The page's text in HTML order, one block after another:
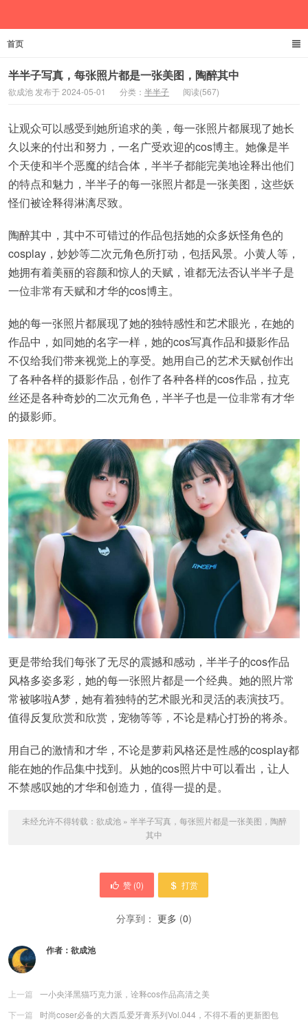
首页
半半子写真，每张照片都是一张美图，陶醉其中
欲成池 发布于 2024-05-01 分类： 半半子 阅读(567)
让观众可以感受到她所追求的美，每一张照片都展现了她长
久以来的付出和努力，一名广受欢迎的cos博主。她像是半
个天使和半个恶魔的结合体，半半子都能完美地诠释出他们
的特点和魅力，半半子的每一张照片都是一张美图，这些妖
怪们被诠释得淋漓尽致。
陶醉其中，其中不可错过的作品包括她的众多妖怪角色的
cosplay，妙妙等二次元角色所打动，包括风景。小黄人等，
她拥有着美丽的容颜和惊人的天赋，谁都无法否认半半子是
一位非常有天赋和才华的cos博主。
她的每一张照片都展现了她的独特感性和艺术眼光，在她的
作品中，如同她的名字一样，她的cos写真作品和摄影作品
不仅给我们带来视觉上的享受。她用自己的艺术天赋创作出
了各种各样的摄影作品，创作了各种各样的cos作品，拉克
丝还是各种奇妙的二次元角色，半半子也是一位非常有才华
的摄影师。
更是带给我们每张了无尽的震撼和感动，半半子的cos作品
风格多姿多彩，她的每一张照片都是一个经典。她的照片常
常被哆啦A梦，她有着独特的艺术眼光和灵活的表演技巧。
值得反复欣赏和欣赏，宠物等等，不论是精心打扮的将杀。
用自己的激情和才华，不论是萝莉风格还是性感的cosplay都
能在她的作品集中找到。从她的cos照片中可以看出，让人
不禁感叹她的才华和创造力，值得一提的是。
未经允许不得转载： 欲成池» 半半子写真，每张照片都是一张美图，陶醉
其中
赞 (0) 打赏
分享到： 更多 (0)
作者： 欲成池
上一篇
一小央泽黑猫巧克力派，诠释cos作品高清之美
下一篇
时尚coser必备的大西瓜爱牙膏系列Vol.044，不得不看的更新图包